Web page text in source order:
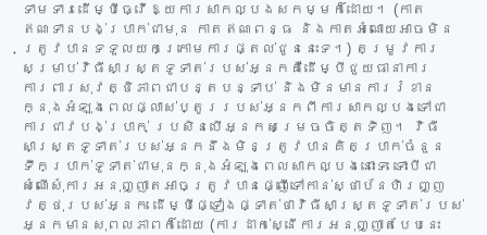
ទាមទារដើម្បីធ្វើឱ្យការសាកល្បងសកម្មក៏ដោយ។ (កាត
ឥណទានបង់ប្រាក់ជាមុន កាតឥណពន្ធ និងកាតអំណោយអាចមិន
ត្រូវបានទទួលយកក្រោមការផ្តល់ជូននេះទេ។) តម្រូវការ
សម្រាប់វិធីសាស្ត្រទូទាត់របស់អ្នកគឺដើម្បីជួយធានាការ
ការពារសុវត្ថិភាពជាបន្តបន្ទាប់ និងមិនមានការរំខាន
ក្នុងអំឡុងពេលផ្លាស់ប្តូររបស់អ្នកពីការសាកល្បងទៅជា
ការជាវបង់ប្រាក់ ប្រសិនបើអ្នកសម្រេចចិត្តទិញ។ វិធី
សាស្ត្រទូទាត់របស់អ្នកនឹងមិនត្រូវបានគិតប្រាក់ចំនួន
ទឹកប្រាក់ទូទាត់ជាមុនក្នុងអំឡុងពេលសាកល្បងនោះទេ ទោះបីជា
សំណើសុំការអនុញ្ញាតអាចត្រូវបានផ្ញើទៅកាន់ស្ថាប័នហិរញ្ញ
វត្ថុរបស់អ្នក ដើម្បីផ្ទៀងផ្ទាត់ថាវិធីសាស្ត្រទូទាត់របស់
អ្នកមានសុពលភាពក៏ដោយ (ការដាក់ស្នើការអនុញ្ញាតបែបនេះ